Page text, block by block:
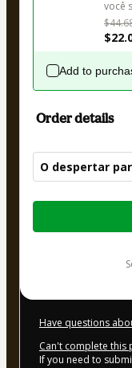
Add to
Order details
O despertar
Total
$14.00
Have questions
Can't complete this
If you need to